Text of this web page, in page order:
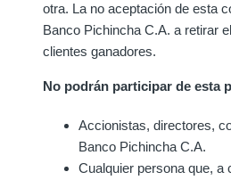
otra. La no aceptación de esta
Banco Pichincha C.A. a retirar
clientes ganadores.
No podrán participar de esta
Accionistas, directores,
Banco Pichincha C.A.
Cualquier persona que, a